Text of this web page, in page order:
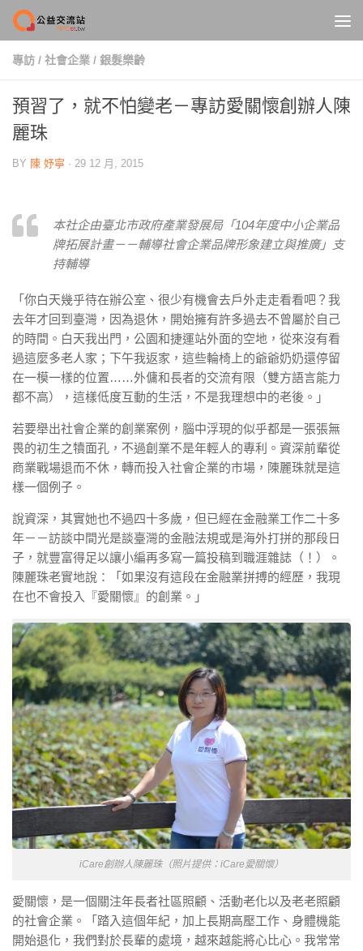
Skip to content
專訪 / 社會企業 / 銀髮樂齡
預習了，就不怕變老－專訪愛關懷創辦人陳
麗珠
BY 陳 妤寧 · 29 12 月, 2015
本社企由臺北市政府產業發展局「104年度中小企業品
牌拓展計畫－－輔導社會企業品牌形象建立與推廣」支
持輔導
「你白天幾乎待在辦公室、很少有機會去戶外走走看看吧？我
去年才回到臺灣，因為退休，開始擁有許多過去不曾屬於自己
的時間。白天我出門，公園和捷運站外面的空地，從來沒有看
過這麼多老人家；下午我返家，這些輪椅上的爺爺奶奶還停留
在一模一樣的位置……外傭和長者的交流有限（雙方語言能力
都不高），這樣低度互動的生活，不是我理想中的老後。」
若要舉出社會企業的創業案例，腦中浮現的似乎都是一張張無
畏的初生之犢面孔，不過創業不是年輕人的專利。資深前輩從
商業戰場退而不休，轉而投入社會企業的市場，陳麗珠就是這
樣一個例子。
說資深，其實她也不過四十多歲，但已經在金融業工作二十多
年－－訪談中間光是談臺灣的金融法規或是海外打拼的那段日
子，就豐富得足以讓小編再多寫一篇投稿到職涯雜誌（！）。
陳麗珠老實地說：「如果沒有這段在金融業拼搏的經歷，我現
在也不會投入『愛關懷』的創業。」
iCare創辦人陳麗珠（照片提供：iCare愛關懷）
愛關懷，是一個關注年長者社區照顧、活動老化以及老老照顧
的社會企業。「踏入這個年紀，加上長期高壓工作、身體機能
開始退化，我們對於長輩的處境，越來越能將心比心。我常常